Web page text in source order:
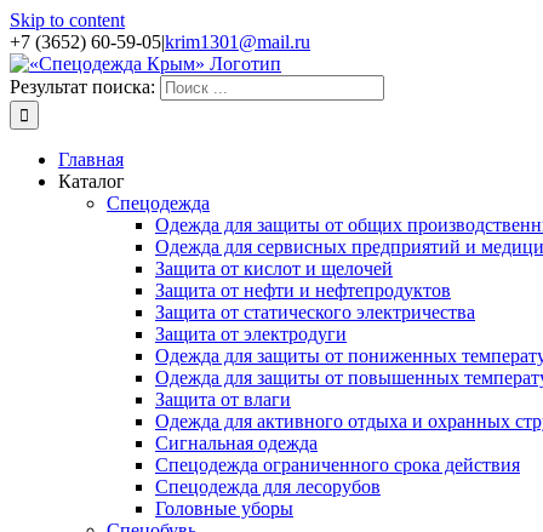
Skip to content
+7 (3652) 60-59-05|krim1301@mail.ru
Результат поиска:
Главная
Каталог
Спецодежда
Одежда для защиты от общих
Одежда для сервисных предприятий и
Защита от кислот и щелочей
Защита от нефти и нефтепродуктов
Защита от статического электричества
Защита от электродуги
Одежда для защиты от пониженных
Одежда для защиты от повышенных
Защита от влаги
Одежда для активного отдыха и охранных
Сигнальная одежда
Спецодежда ограниченного срока действия
Спецодежда для лесорубов
Головные уборы